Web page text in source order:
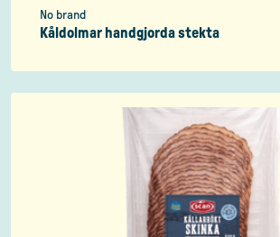
No brand
Kåldolmar handgjorda stekta